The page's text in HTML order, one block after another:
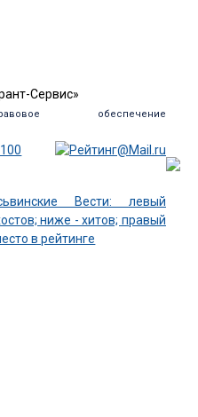
Сервис»
правовое обеспечение